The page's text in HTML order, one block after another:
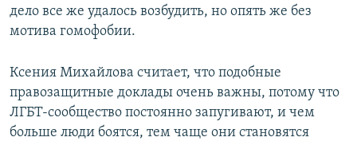
дело все же удалось возбудить, но опять же без
мотива гомофобии.
Ксения Михайлова считает, что подобные
правозащитные доклады очень важны, потому что
ЛГБТ-сообщество постоянно запугивают, и чем
больше люди боятся, тем чаще они становятся